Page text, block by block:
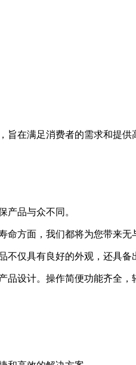
在满足消费者的需求和提
产品与众不同。
方面，我们都将为您带来无
仅具有良好的外观，还具备
设计。操作简便功能齐全，